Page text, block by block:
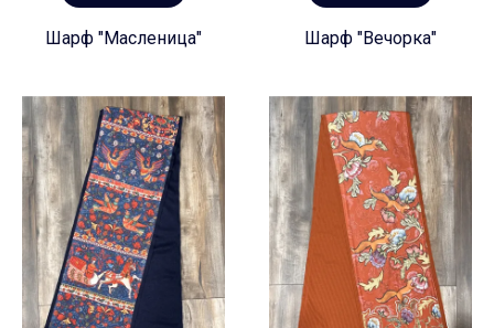
Шарф "Масленица" Шарф "Вечорка"